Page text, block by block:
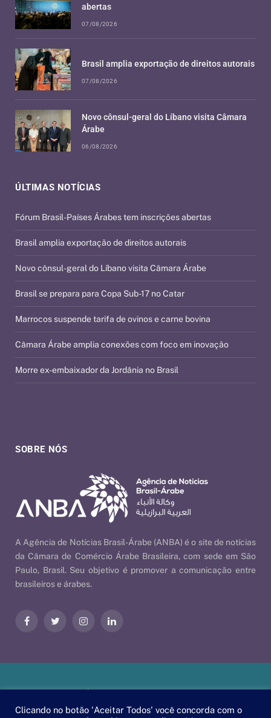
SOBRE NÓS
A Agência de Notícias Brasil-Árabe (ANBA) é o site de notícias
da Câmara de Comércio Árabe Brasileira, com sede em São
Paulo, Brasil. Seu objetivo é promover a comunicação entre
brasileiros e árabes.
FacebookTwitter InstagramLinkedIn
ÚLTIMAS NOTÍCIAS
Fórum Brasil-Países Árabes tem inscrições abertas
Brasil amplia exportação de direitos autorais
Novo cônsul-geral do Líbano visita Câmara Árabe
Brasil se prepara para Copa Sub-17 no Catar
Marrocos suspende tarifa de ovinos e carne bovina
Câmara Árabe amplia conexões com foco em inovação
Morre ex-embaixador da Jordânia no Brasil
abertas
07/08/2026
Brasil amplia exportação de direitos autorais
07/08/2026
Novo cônsul-geral do Líbano visita Câmara
Árabe
06/08/2026
Nossas Políticas| © 2026 ANBA - Agência de Notícias Brasil-
Clicando no botão 'Aceitar Todos' você concorda com o